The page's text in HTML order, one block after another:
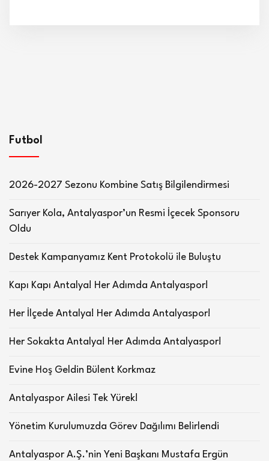
Futbol
2026-2027 Sezonu Kombine Satış Bilgilendirmesi
Sarıyer Kola, Antalyaspor’un Resmi İçecek Sponsoru
Oldu
Destek Kampanyamız Kent Protokolü ile Buluştu
Kapı Kapı Antalya! Her Adımda Antalyaspor!
Her İlçede Antalya! Her Adımda Antalyaspor!
Her Sokakta Antalya! Her Adımda Antalyaspor!
Evine Hoş Geldin Bülent Korkmaz
Antalyaspor Ailesi Tek Yürek!
Yönetim Kurulumuzda Görev Dağılımı Belirlendi
Antalyaspor A.Ş.’nin Yeni Başkanı Mustafa Ergün